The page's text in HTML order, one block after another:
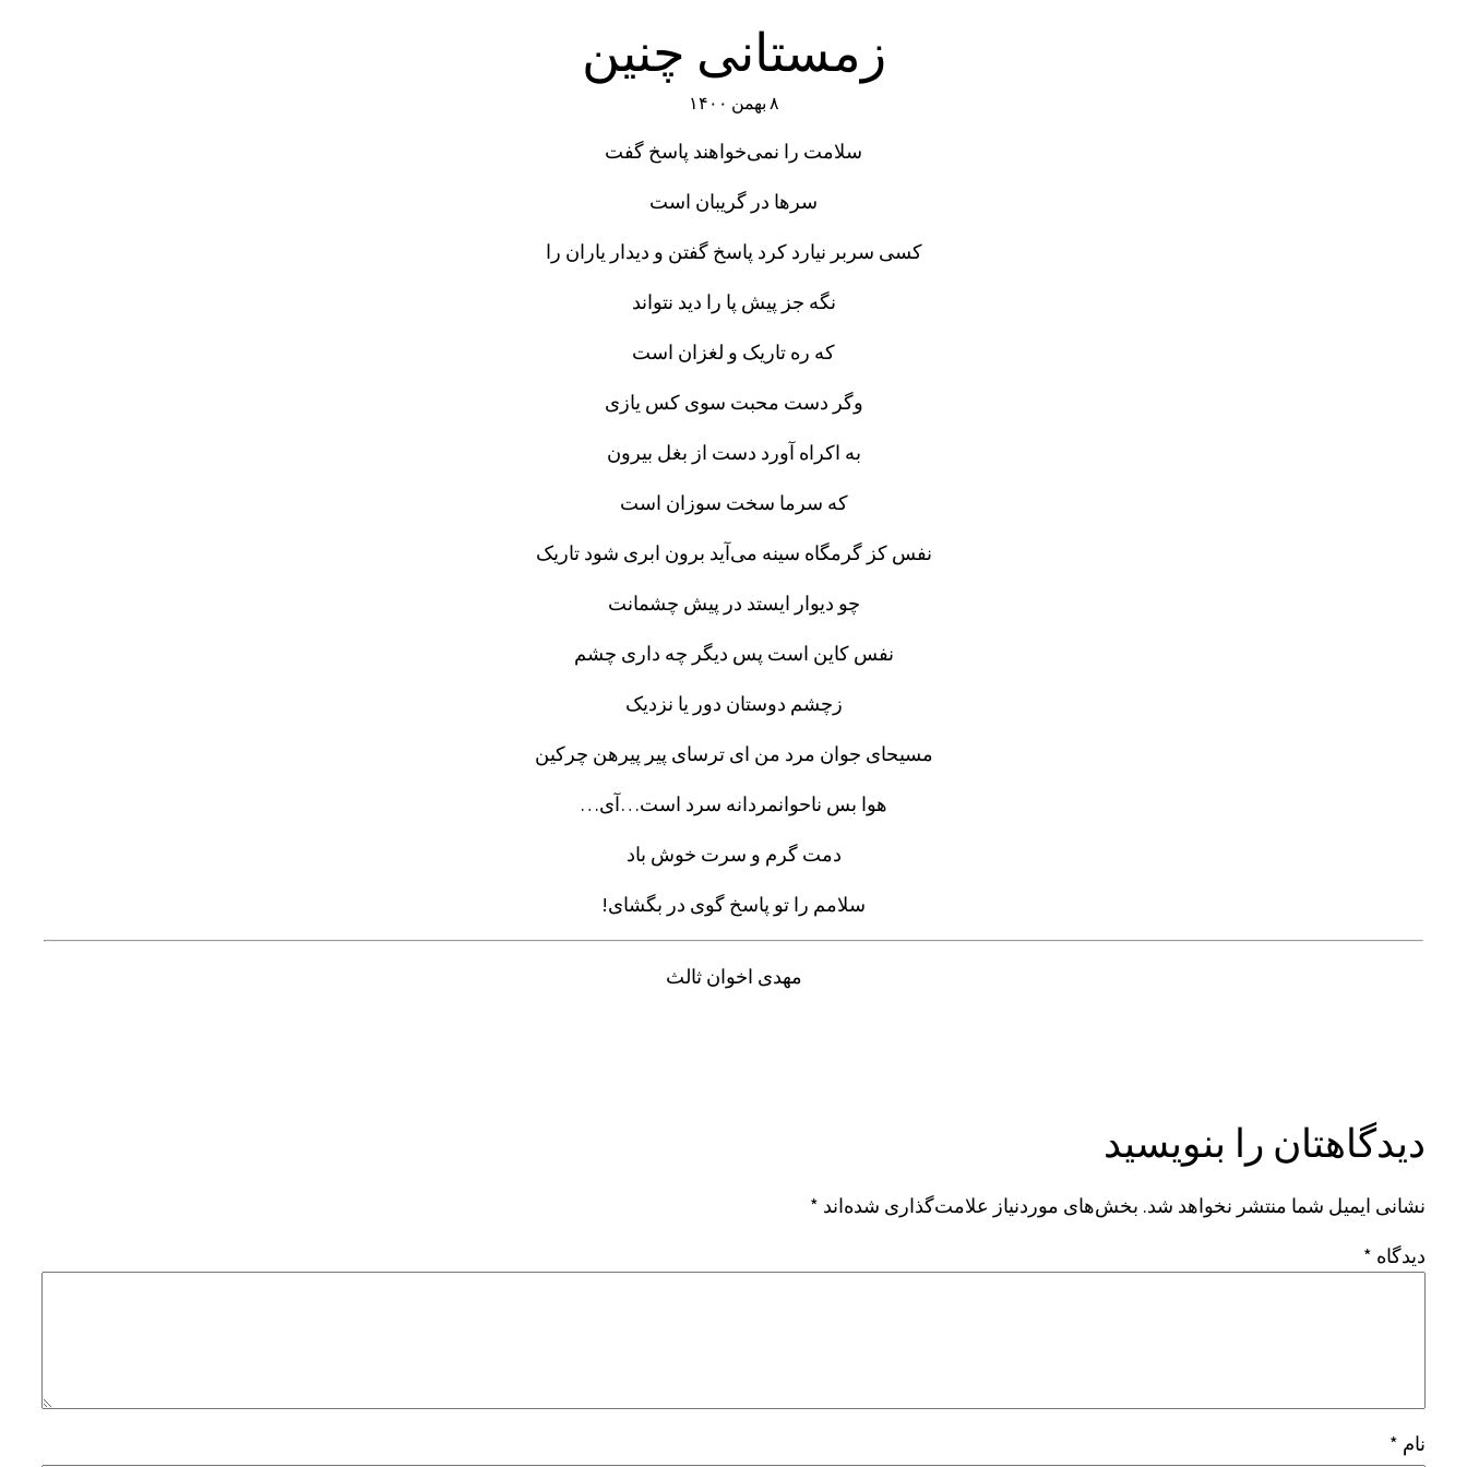
زمستانی چنین
۸ بهمن ۱۴۰۰
سلامت را نمی‌خواهند پاسخ گفت
سرها در گریبان است
کسی سربر نیارد کرد پاسخ گفتن و دیدار یاران را
نگه جز پیش پا را دید نتواند
که ره تاریک و لغزان است
وگر دست محبت سوی کس یازی
به اکراه آورد دست از بغل بیرون
که سرما سخت سوزان است
نفس کز گرمگاه سینه می‌آید برون ابری شود تاریک
چو دیوار ایستد در پیش چشمانت
نفس کاین است پس دیگر چه داری چشم
زچشم دوستان دور یا نزدیک
مسیحای جوان مرد من ای ترسای پیر پیرهن چرکین
هوا بس ناحوانمردانه سرد است…آی…
دمت گرم و سرت خوش باد
سلامم را تو پاسخ گوی در بگشای!
مهدی اخوان ثالث
دیدگاهتان را بنویسید
نشانی ایمیل شما منتشر نخواهد شد. بخش‌های موردنیاز علامت‌گذاری شده‌اند *
دیدگاه *
نام *